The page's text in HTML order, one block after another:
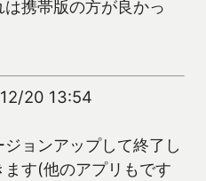
携帯版の方が良かっ
20 13:54
ョンアップして終了し
す(他のアプリもです